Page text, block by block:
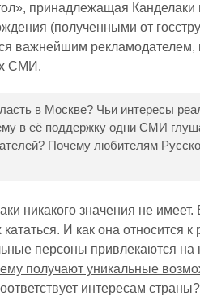
принадлежащая
(полученными от
важнейшим
СМИ.
в Москве? Чьи интересы
в её поддержку одни СМИ
Почему любителям
никакого значения не
И как она относится
персоны привлекаются
получают уникальные
интересам страны?